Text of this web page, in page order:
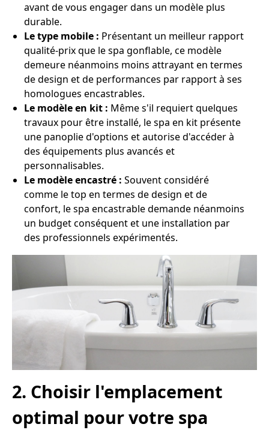
avant de vous engager dans un modèle plus
durable.
Le type mobile : Présentant un meilleur rapport
qualité-prix que le spa gonflable, ce modèle
demeure néanmoins moins attrayant en termes
de design et de performances par rapport à ses
homologues encastrables.
Le modèle en kit : Même s'il requiert quelques
travaux pour être installé, le spa en kit présente
une panoplie d'options et autorise d'accéder à
des équipements plus avancés et
personnalisables.
Le modèle encastré : Souvent considéré
comme le top en termes de design et de
confort, le spa encastrable demande néanmoins
un budget conséquent et une installation par
des professionnels expérimentés.
2. Choisir l'emplacement
optimal pour votre spa